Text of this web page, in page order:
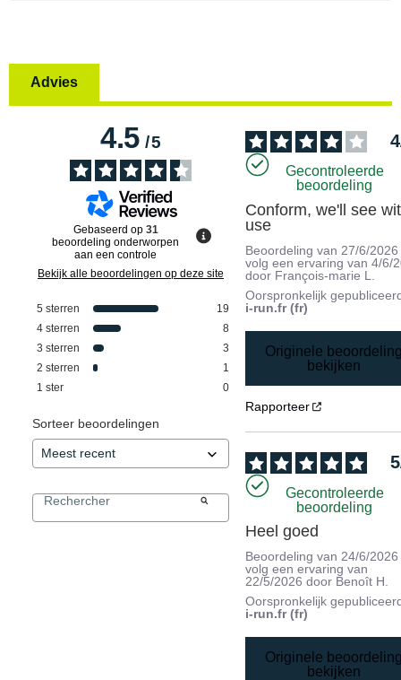
Advies
4.5/5
Gebaseerd op 31
beoordeling onderworpen
aan een controle
Bekijk alle beoordelingen op deze site
5 sterren
19
4 sterren
8
3 sterren
3
2 sterren
1
1 ster 0
Sorteer beoordelingen
4
Gecontroleerde
beoordeling
Conform, we'll see
use
Beoordeling van 27/6/2026
volg een ervaring van4/6/
door François-marie L.
Oorspronkelijk
i-run.fr (fr)
Originele
bekijken
Rapporteer
5
Gecontroleerde
beoordeling
Heel goed
Beoordeling van24/6/2026
volg een ervaring van
22/5/2026 door Benoît H.
Oorspronkelijk
i-run.fr (fr)
Originele
bekijken